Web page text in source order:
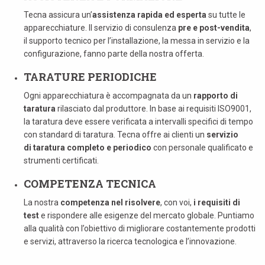
Tecna assicura un’assistenza rapida ed esperta su tutte le
apparecchiature. Il servizio di consulenza pre e post-vendita,
il supporto tecnico per l’installazione, la messa in servizio e la
configurazione, fanno parte della nostra offerta.
TARATURE PERIODICHE
Ogni apparecchiatura è accompagnata da un rapporto di
taratura rilasciato dal produttore. In base ai requisiti ISO9001,
la taratura deve essere verificata a intervalli specifici di tempo
con standard di taratura. Tecna offre ai clienti un servizio
di taratura completo e periodico con personale qualificato e
strumenti certificati.
COMPETENZA TECNICA
La nostra competenza nel risolvere, con voi, i requisiti di
teste rispondere alle esigenze del mercato globale. Puntiamo
alla qualità con l’obiettivo di migliorare costantemente prodotti
e servizi, attraverso la ricerca tecnologica e l’innovazione.